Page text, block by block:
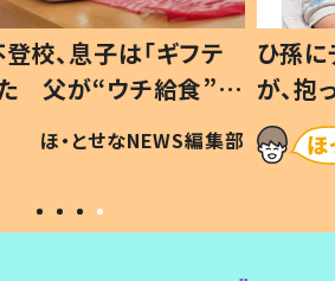
校、息子は「ギフテ
た 父が“ウチ給食”を
理由とは #令和の親
ほ・とせなNEWS編集部
ひ孫
が、
「涙が
い」